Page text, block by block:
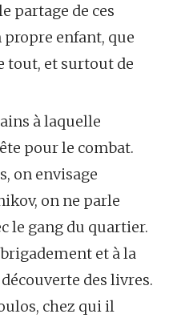
partage de ces
propre enfant, que
tout, et surtout de
à laquelle
pour le combat.
on envisage
on ne parle
le gang du quartier.
et à la
des livres.
chez qui il